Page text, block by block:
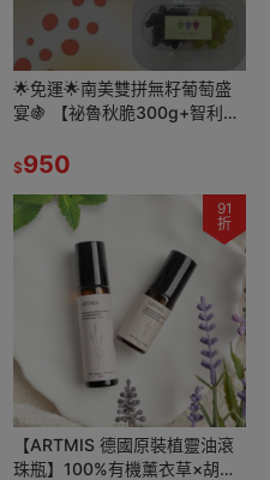
🌟免運🌟南美雙拼無籽葡萄盛
宴🍇 【祕魯秋脆300g+智利黑
｜新鮮雙拼｜無籽美味
$950
91
折
【ARTMIS 德國原裝植靈油滾
珠瓶】100%有機薰衣草×胡椒